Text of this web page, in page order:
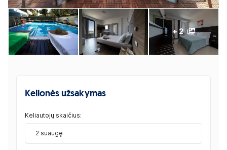
+ 2
Kelionės užsakymas
Keliautojų skaičius:
2 suaugę